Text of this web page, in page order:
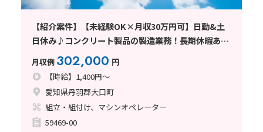
【紹介案件】【未経験OK×月収30万円可】日勤&土
日休み♪コンクリート製品の製造業務！長期休暇あり
月収例 302,000 円
【時給】1,400円～
愛知県丹羽郡大口町
組立・組付け、マシンオペレーター
59469-00